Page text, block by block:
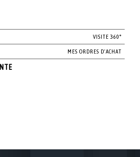
VISITE 360°
MES ORDRES D'ACHAT